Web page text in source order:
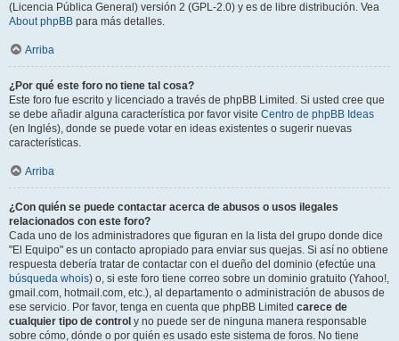
(Licencia Pública General) versión 2 (GPL-2.0) y es de libre distribución. Vea
About phpBB para más detalles.
Arriba
¿Por qué este foro no tiene tal cosa?
Este foro fue escrito y licenciado a través de phpBB Limited. Si usted cree que
se debe añadir alguna característica por favor visite Centro de phpBB Ideas
(en Inglés), donde se puede votar en ideas existentes o sugerir nuevas
características.
Arriba
¿Con quién se puede contactar acerca de abusos o usos ilegales
relacionados con este foro?
Cada uno de los administradores que figuran en la lista del grupo donde dice
"El Equipo" es un contacto apropiado para enviar sus quejas. Si así no obtiene
respuesta debería tratar de contactar con el dueño del dominio (efectúe una
búsqueda whois) o, si este foro tiene correo sobre un dominio gratuito (Yahoo!,
gmail.com, hotmail.com, etc.), al departamento o administración de abusos de
ese servicio. Por favor, tenga en cuenta que phpBB Limited carece de
cualquier tipo de control y no puede ser de ninguna manera responsable
sobre cómo, dónde o por quién es usado este sistema de foros. No tiene